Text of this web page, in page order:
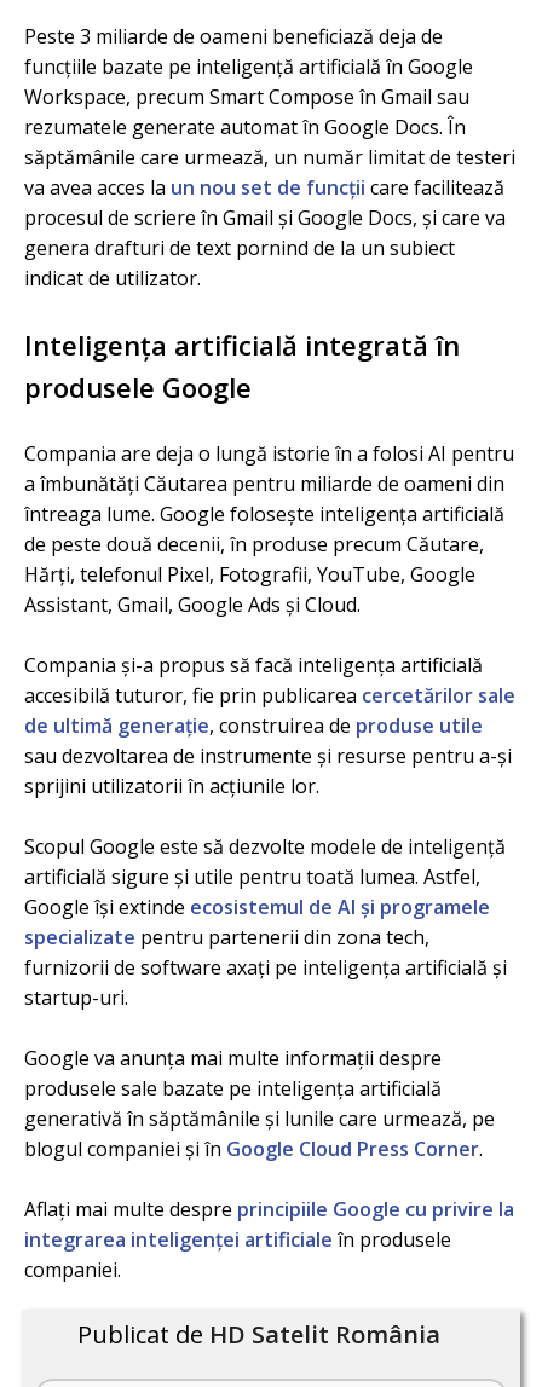
Peste 3 miliarde de oameni beneficiază deja de
funcțiile bazate pe inteligență artificială în Google
Workspace, precum Smart Compose în Gmail sau
rezumatele generate automat în Google Docs. În
săptămânile care urmează, un număr limitat de testeri
va avea acces la un nou set de funcții care facilitează
procesul de scriere în Gmail și Google Docs, și care va
genera drafturi de text pornind de la un subiect
indicat de utilizator.
Inteligența artificială integrată în
produsele Google
Compania are deja o lungă istorie în a folosi AI pentru
a îmbunătăți Căutarea pentru miliarde de oameni din
întreaga lume. Google folosește inteligența artificială
de peste două decenii, în produse precum Căutare,
Hărți, telefonul Pixel, Fotografii, YouTube, Google
Assistant, Gmail, Google Ads și Cloud.
Compania și-a propus să facă inteligența artificială
accesibilă tuturor, fie prin publicarea cercetărilor sale
de ultimă generație, construirea de produse utile
sau dezvoltarea de instrumente și resurse pentru a-și
sprijini utilizatorii în acțiunile lor.
Scopul Google este să dezvolte modele de inteligență
artificială sigure și utile pentru toată lumea. Astfel,
Google își extinde ecosistemul de AI și programele
specializate pentru partenerii din zona tech,
furnizorii de software axați pe inteligența artificială și
startup-uri.
Google va anunța mai multe informații despre
produsele sale bazate pe inteligența artificială
generativă în săptămânile și lunile care urmează, pe
blogul companiei și în Google Cloud Press Corner.
Aflați mai multe despre principiile Google cu privire la
integrarea inteligenței artificiale în produsele
companiei.
Publicat de HD Satelit România